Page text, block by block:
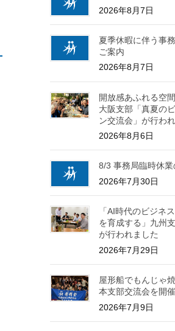
2026年8月7日
夏季休暇に伴う事
ご案内
2026年8月7日
開放感あふれる空
大阪支部「真夏の
ン交流会」が行わ
2026年8月6日
8/3 事務局臨時休業
2026年7月30日
「AI時代のビジネ
を育成する」九州
が行われました
2026年7月29日
屋形船でもんじゃ
本支部交流会を開
2026年7月9日